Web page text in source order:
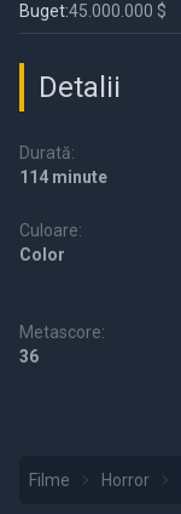
Buget:45.000.000 $
Detalii
Durată:
114 minute
Culoare:
Color
Metascore:
36
Filme Horror